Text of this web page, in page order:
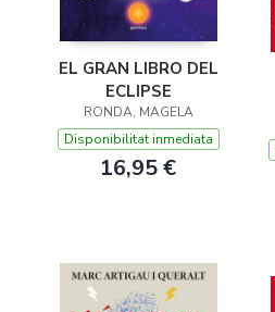
EL GRAN LIBRO DEL
ECLIPSE
RONDA, MAGELA
Disponibilitat inmediata
16,95 €